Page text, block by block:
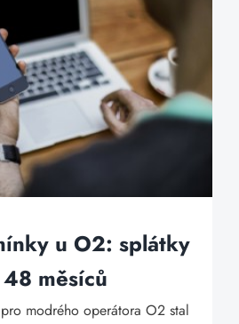
u O2: splátky
měsíců
modrého operátora O2 stal